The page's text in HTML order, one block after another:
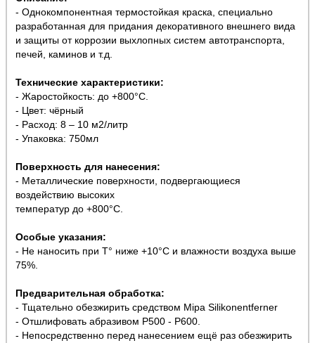
- Однокомпонентная термостойкая краска, специально
разработанная для придания декоративного внешнего вида
и защиты от коррозии выхлопных систем автотранспорта,
печей, каминов и т.д.
Технические характеристики:
- Жаростойкость: до +800°С.
- Цвет: чёрный
- Расход: 8 – 10 м2/литр
- Упаковка: 750мл
Поверхность для нанесения:
- Металлические поверхности, подвергающиеся
воздействию высоких
температур до +800°С.
Особые указания:
- Не наносить при Т° ниже +10°С и влажности воздуха выше
75%.
Предварительная обработка:
- Тщательно обезжирить средством Mipa Silikonentferner
- Отшлифовать абразивом Р500 - Р600.
- Непосредственно перед нанесением ещё раз обезжирить